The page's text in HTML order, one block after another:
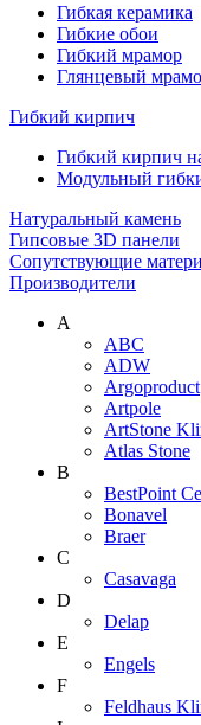
Гибкая керамика
Гибкие обои
Гибкий мрамор
Глянцевый
Гибкий кирпич
Гибкий кирпич
Модульный
Натуральный камень
Гипсовые 3D панели
Сопутствующие
Производители
A
ABC
ADW
Argoproduct
Artpole
ArtStone
Atlas Stone
B
BestPoint
Bonavel
Braer
C
Casavaga
D
Delap
E
Engels
F
Feldhaus